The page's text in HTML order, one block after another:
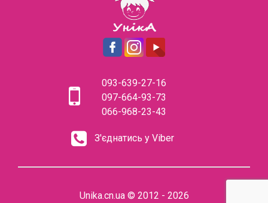
093-639-27-16
097-664-93-73
066-968-23-43
З'єднатись у Viber
Unika.cn.ua © 2012 - 2026